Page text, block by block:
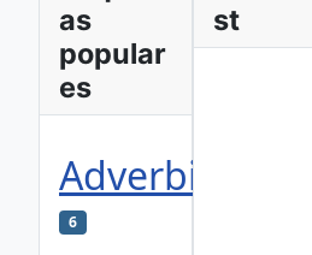
as
popular
es
Adverbios
6
st